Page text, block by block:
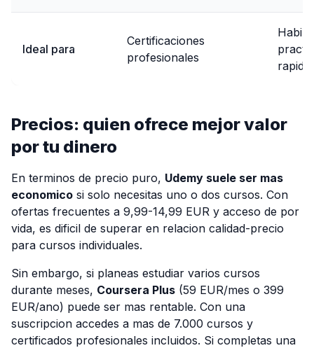
Ideal para
Certificaciones
profesionales
Precios: quien ofrece mejor valor
por tu dinero
En terminos de precio puro, Udemy suele ser mas
economico si solo necesitas uno o dos cursos. Con
ofertas frecuentes a 9,99-14,99 EUR y acceso de por
vida, es dificil de superar en relacion calidad-precio
para cursos individuales.
Sin embargo, si planeas estudiar varios cursos
durante meses, Coursera Plus (59 EUR/mes o 399
EUR/ano) puede ser mas rentable. Con una
suscripcion accedes a mas de 7.000 cursos y
certificados profesionales incluidos. Si completas una